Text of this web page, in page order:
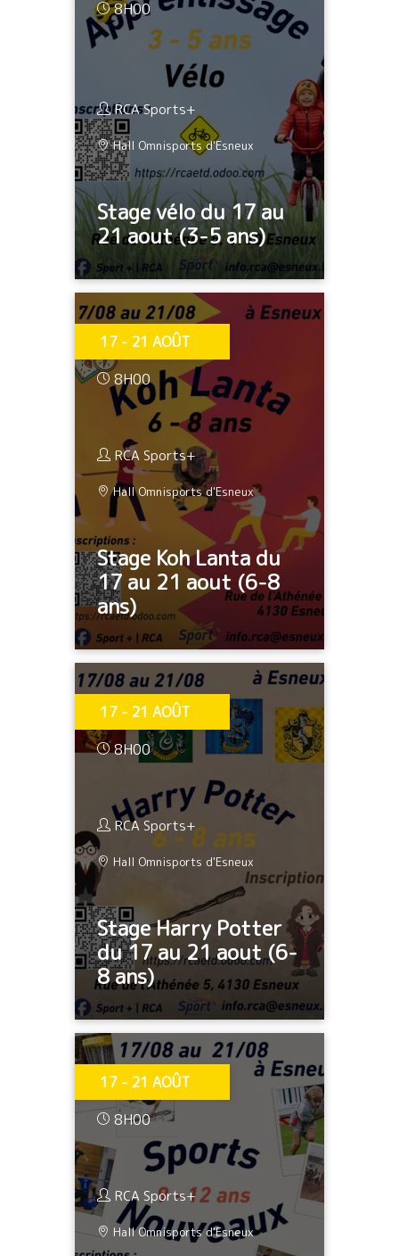
8H00
RCA Sports+
Hall Omnisports d'Esneux
Stage vélo du 17 au
21 aout (3-5 ans)
17 - 21 AOÛT
8H00
RCA Sports+
Hall Omnisports d'Esneux
Stage Koh Lanta du
17 au 21 aout (6-8
ans)
17 - 21 AOÛT
8H00
RCA Sports+
Hall Omnisports d'Esneux
Stage Harry Potter
du 17 au 21 aout (6-
8 ans)
17 - 21 AOÛT
8H00
RCA Sports+
Hall Omnisports d'Esneux